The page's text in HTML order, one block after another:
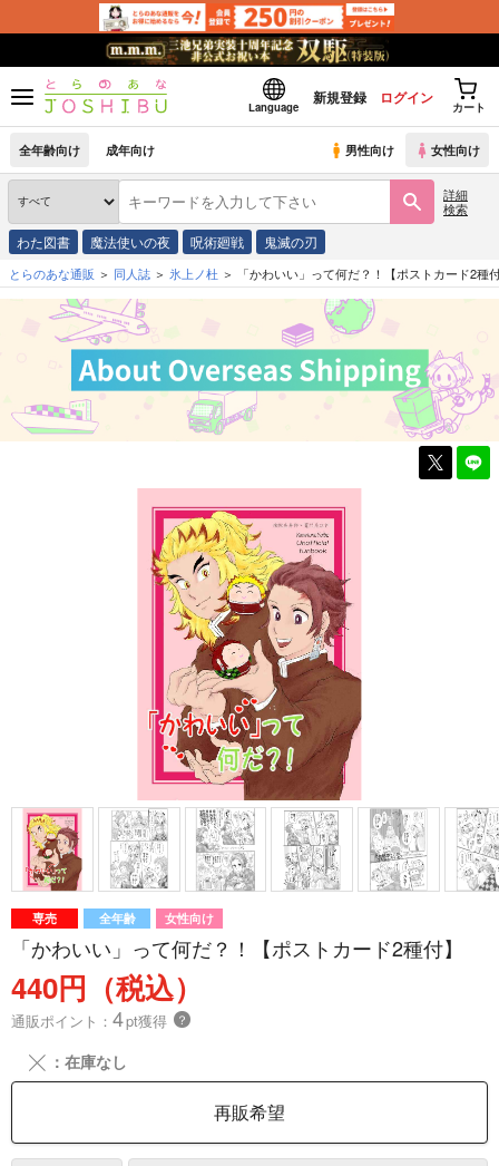
Language
新規登録 ログイン
カート
全年齢向け 成年向け 男性向け 女性向け
詳細
検索
わた図書 魔法使いの夜 呪術廻戦 鬼滅の刃
とらのあな通販 同人誌 氷上ノ杜 「かわいい」って何だ？！【ポストカード2種
専売 全年齢 女性向け
「かわいい」って何だ？！【ポストカード2種付】
440円（税込）
通販ポイント： 4pt獲得 ？
╳ ：在庫なし
再販希望